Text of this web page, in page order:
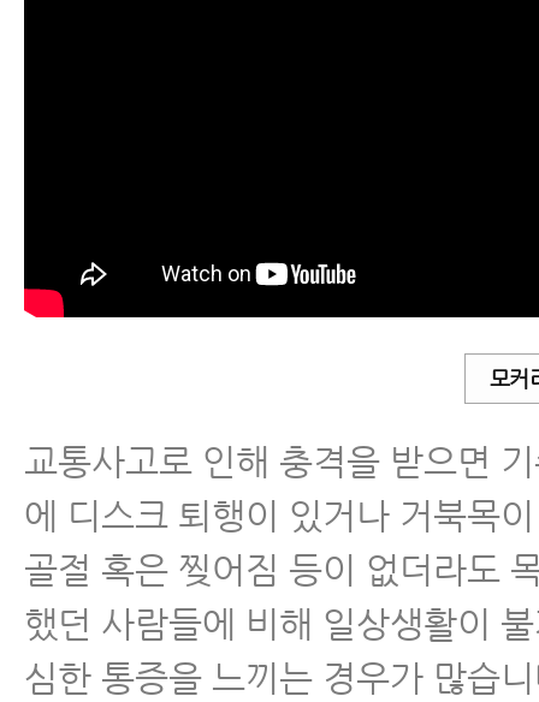
모커
교통사고로 인해 충격을 받으면
에 디스크 퇴행이 있거나 거북목
골절 혹은 찢어짐 등이 없더라도
했던 사람들에 비해 일상생활이
심한 통증을 느끼는 경우가 많습